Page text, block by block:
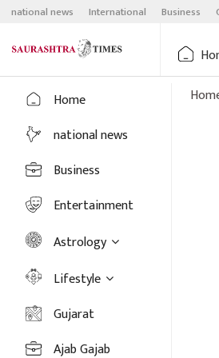
Skip
content
national news International Business
Home
national news
Business
Entertainment
Astrology
Lifestyle
Gujarat
Ajab Gajab